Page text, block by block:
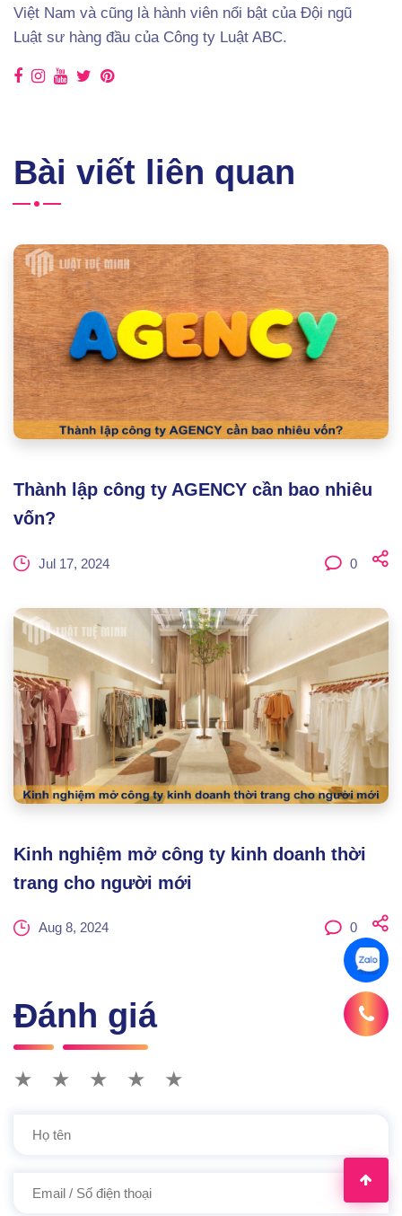
Việt Nam và cũng là hành viên nổi bật của Đội ngũ
Luật sư hàng đầu của Công ty Luật ABC.
Bài viết liên quan
Thành lập công ty AGENCY cần bao nhiêu
vốn?
Jul 17, 2024 0
Kinh nghiệm mở công ty kinh doanh thời
trang cho người mới
Aug 8, 2024 0
Đánh giá
★ ★ ★ ★ ★